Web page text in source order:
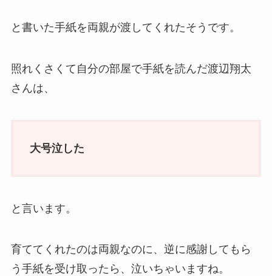
と書いた手紙を両親が渡してくれたそうです。
照れくさくて自分の部屋で手紙を読んだ渡辺翔太
さんは、
大号泣した
と言います。
育ててくれたのは両親なのに、逆に感謝してもら
う手紙を受け取ったら、泣いちゃいますね。